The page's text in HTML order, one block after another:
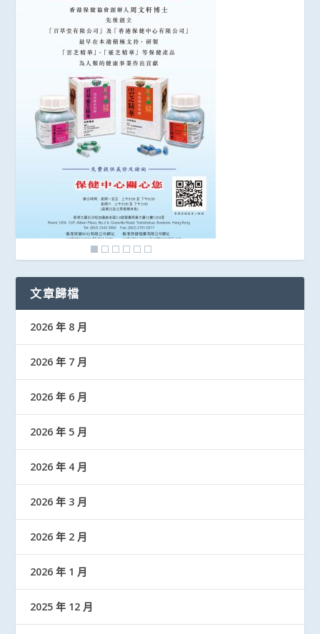
文章歸檔
2026 年 8 月
2026 年 7 月
2026 年 6 月
2026 年 5 月
2026 年 4 月
2026 年 3 月
2026 年 2 月
2026 年 1 月
2025 年 12 月